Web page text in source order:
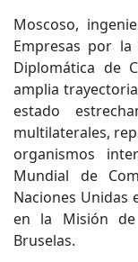
Moscoso,
Empresas por
Diplomática de
amplia
estado
multilaterales,
organismos
Mundial de
Naciones Unidas
en la Misión
Bruselas.